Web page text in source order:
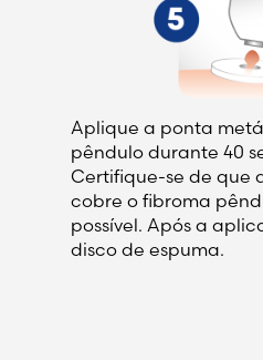
Aplique a ponta
pêndulo durante 40
Certifique-se de que
cobre o fibroma
possível. Após a
disco de espuma.